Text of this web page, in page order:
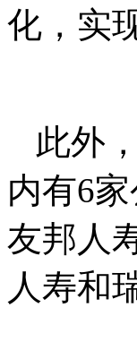
化，实
此外
内有6
友邦人
人寿和